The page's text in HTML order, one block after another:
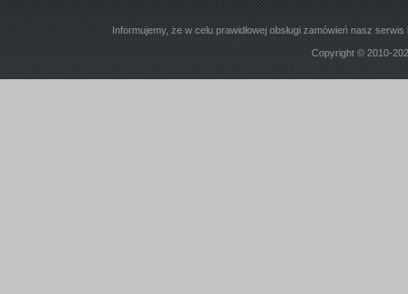
Informujemy, że w celu prawidłowej obsługi zamówień nasz
Copyright © 2010-